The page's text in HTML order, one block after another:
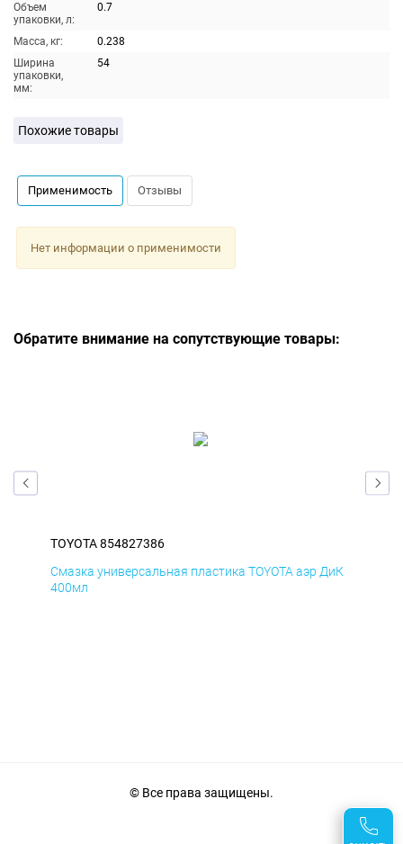
Объем
упаковки, л:
0.7
Масса, кг:
0.238
Ширина
упаковки,
мм:
54
Похожие товары
Применимость Отзывы
Нет информации о применимости
Обратите внимание на сопутствующие товары:
TOYOTA 854827386
Смазка универсальная пластика TOYOTA аэр ДиК
400мл
© Все права защищены.